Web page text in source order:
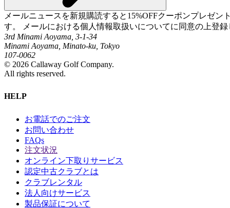
メールニュースを新規購読すると15%OFFクーポンプレゼ
す。 メールにおける個人情報取扱いについてに同意の上登
3rd Minami Aoyama, 3-1-34
Minami Aoyama, Minato-ku, Tokyo
107-0062
© 2026 Callaway Golf Company.
All rights reserved.
HELP
お電話でのご注文
お問い合わせ
FAQs
注文状況
オンライン下取りサービス
認定中古クラブとは
クラブレンタル
法人向けサービス
製品保証について